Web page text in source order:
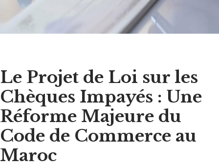
Le Projet de Loi sur les
Chèques Impayés : Une
Réforme Majeure du
Code de Commerce au
Maroc